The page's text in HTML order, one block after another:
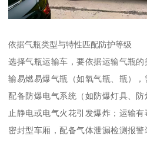
依据气瓶类型与特性匹配防护等级​
选择气瓶运输车，要依据运输气瓶
输易燃易爆气瓶（如氧气瓶、瓶），
配备防爆电气系统（如防爆灯具、
止静电或电气火花引发爆炸；运输
密封型车厢，配备气体泄漏检测报